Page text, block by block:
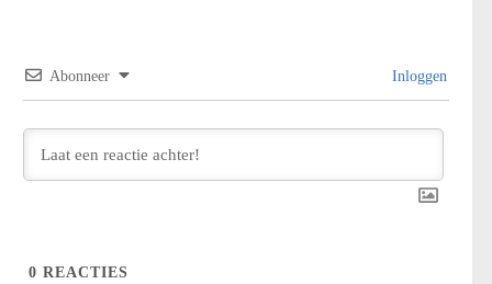
Abonneer Inloggen
0 REACTIES